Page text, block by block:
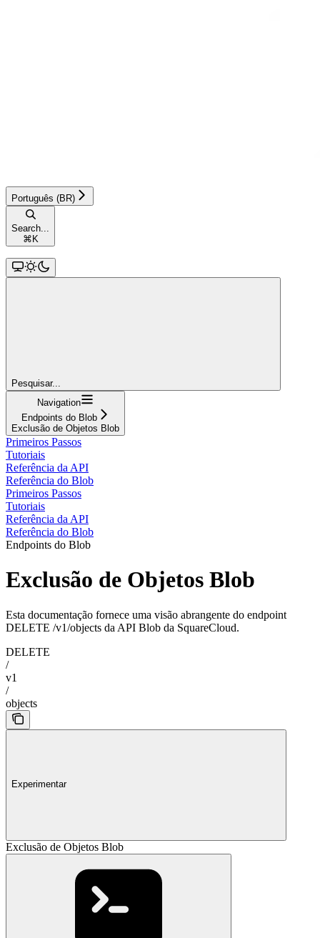
Português (BR)
Search...
⌘K
Pesquisar...
Navigation
Endpoints do Blob
Exclusão de Objetos Blob
Primeiros Passos
Tutoriais
Referência da API
Referência do Blob
Primeiros Passos
Tutoriais
Referência da API
Referência do Blob
Endpoints do Blob
Exclusão de Objetos Blob
Esta documentação fornece uma visão abrangente do endpoint
DELETE /v1/objects da API Blob da SquareCloud.
DELETE
/
v1
/
objects
Experimentar
Exclusão de Objetos Blob